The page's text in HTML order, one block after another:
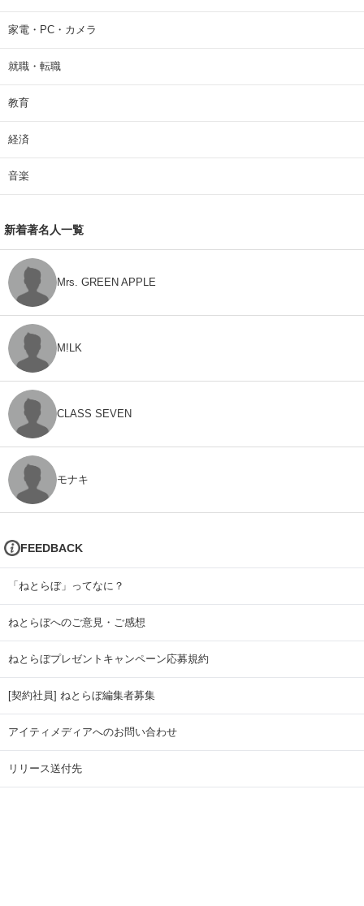
家電・PC・カメラ
就職・転職
教育
経済
音楽
新着著名人一覧
Mrs. GREEN APPLE
M!LK
CLASS SEVEN
モナキ
FEEDBACK
「ねとらぼ」ってなに？
ねとらぼへのご意見・ご感想
ねとらぼプレゼントキャンペーン応募規約
[契約社員] ねとらぼ編集者募集
アイティメディアへのお問い合わせ
リリース送付先